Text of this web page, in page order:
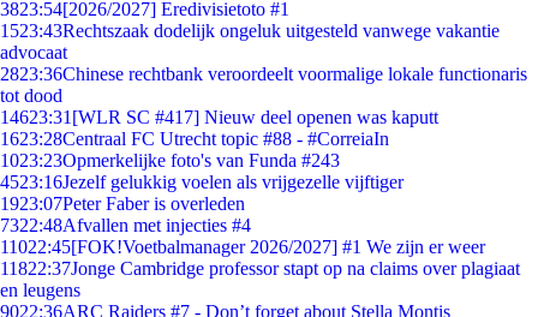
3823:54[2026/2027] Eredivisietoto #1
1523:43Rechtszaak dodelijk ongeluk uitgesteld vanwege vakantie
advocaat
2823:36Chinese rechtbank veroordeelt voormalige lokale functionaris
tot dood
14623:31 [WLR SC #417] Nieuw deel openen was kaputt
1623:28Centraal FC Utrecht topic #88 - #CorreiaIn
1023:23Opmerkelijke foto's van Funda #243
4523:16Jezelf gelukkig voelen als vrijgezelle vijftiger
1923:07Peter Faber is overleden
7322:48Afvallen met injecties #4
11022:45[FOK!Voetbalmanager 2026/2027] #1 We zijn er weer
11822:37Jonge Cambridge professor stapt op na claims over plagiaat
en leugens
9022:36ARC Raiders #7 - Don’t forget about Stella Montis